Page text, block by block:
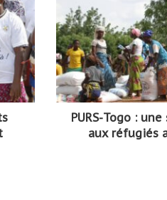
PURS-Togo :
aux réfugiés